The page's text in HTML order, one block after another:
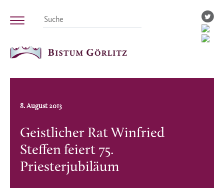
8. August 2013
Geistlicher Rat Winfried
Steffen feiert 75.
Priesterjubiläum